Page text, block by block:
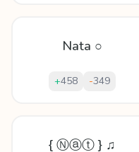
Nata ○
+458 -349
{ Ⓝⓐⓣ } ♫